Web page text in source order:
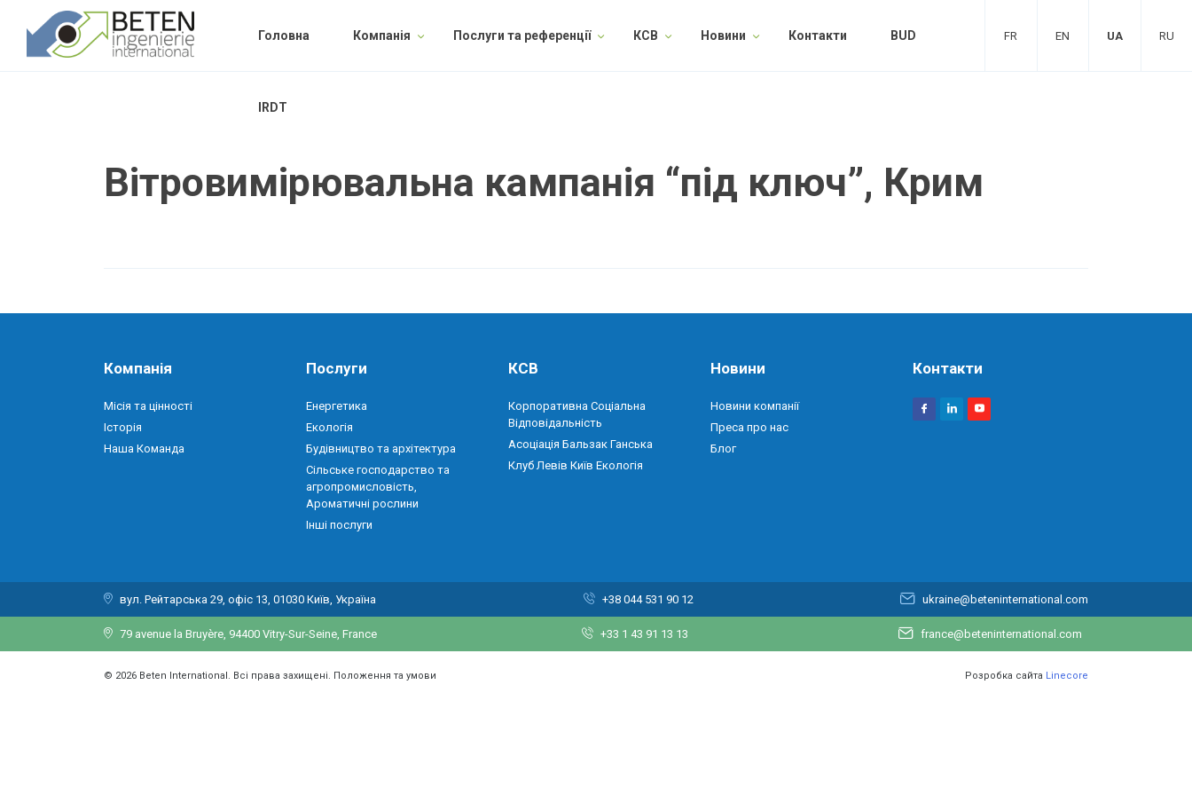
Головна Компанія Послуги та референції КСВ Новини Контакти BUD
IRDT
FR EN UA RU
Вітровимірювальна кампанія “під ключ”, Крим
Компанія
Місія та цінності
Історія
Наша Команда
Послуги
Енергетика
Екологія
Будівництво та архітектура
Сільське господарство та
агропромисловість,
Ароматичні рослини
Інші послуги
КСВ
Корпоративна Соціальна
Відповідальність
Асоціація Бальзак Ганська
Клуб Левів Київ Екологія
Новини
Новини компанії
Преса про нас
Блог
Контакти
вул. Рейтарська 29, офіс 13, 01030 Київ, Україна +38 044 531 90 12 ukraine@beteninternational.com
79 avenue la Bruyère, 94400 Vitry-Sur-Seine, France +33 1 43 91 13 13 france@beteninternational.com
© 2026 Beten International. Всі права захищені. Положення та умови Розробка сайта Linecore